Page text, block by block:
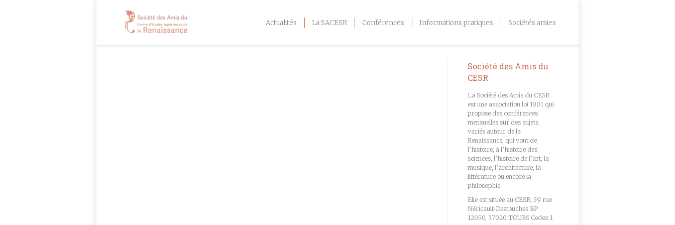
Actualités La SACESR Conférences Informations pratiques Sociétés amies
Société des Amis du
CESR
La Société des Amis du CESR
est une association loi 1901 qui
propose des conférences
mensuelles sur des sujets
variés autour de la
Renaissance, qui vont de
l’histoire, à l’histoire des
sciences, l’histoire de l’art, la
musique, l’architecture, la
littérature ou encore la
philosophie.
Elle est située au CESR, 59 rue
Néricault-Destouches BP
12050, 37020 TOURS Cedex 1